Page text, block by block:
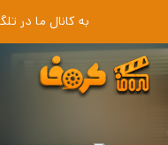
به کانال ما در